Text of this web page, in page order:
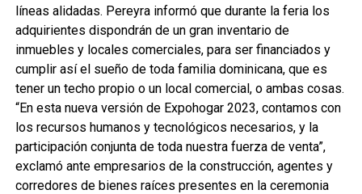
líneas alidadas. Pereyra informó que durante la feria los
adquirientes dispondrán de un gran inventario de
inmuebles y locales comerciales, para ser financiados y
cumplir así el sueño de toda familia dominicana, que es
tener un techo propio o un local comercial, o ambas cosas. ​
“En esta nueva versión de Expohogar 2023, contamos con
los recursos humanos y tecnológicos necesarios, y la
participación conjunta de toda nuestra fuerza de venta”,
exclamó ante empresarios de la construcción, agentes y
corredores de bienes raíces presentes en la ceremonia